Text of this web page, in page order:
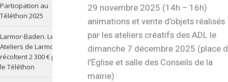
Participation au
Téléthon 2025
Larmor-Baden. Les
Ateliers de Larmor
récoltent 2 300 € pour
le Téléthon
29 novembre 2025 (14h – 16h)
animations et vente d’objets réalisés
par les ateliers créatifs des ADL le
dimanche 7 décembre 2025 (place
l’Église et salle des Conseils de la
mairie)